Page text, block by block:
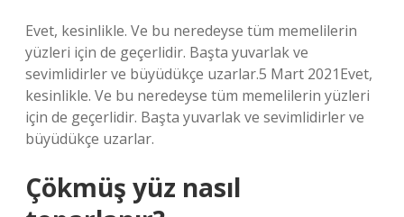
Evet, kesinlikle. Ve bu neredeyse tüm memelilerin
yüzleri için de geçerlidir. Başta yuvarlak ve
sevimlidirler ve büyüdükçe uzarlar.5 Mart 2021Evet,
kesinlikle. Ve bu neredeyse tüm memelilerin yüzleri
için de geçerlidir. Başta yuvarlak ve sevimlidirler ve
büyüdükçe uzarlar.
Çökmüş yüz nasıl